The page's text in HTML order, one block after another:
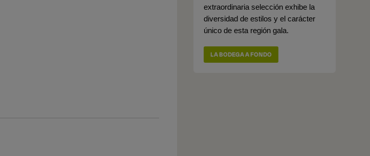
extraordinaria selección exhibe la
diversidad de estilos y el carácter
único de esta región gala.
LA BODEGA A FONDO